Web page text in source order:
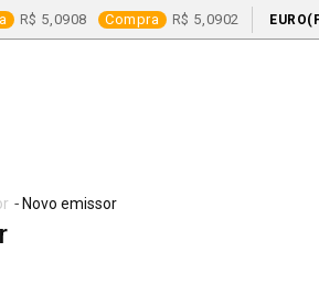
5,0908 Compra 5,0902
- Novo emissor